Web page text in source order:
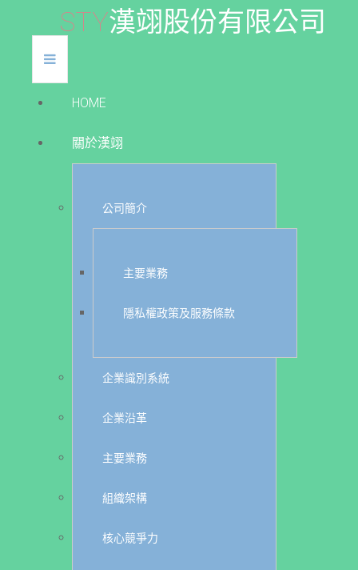
STY漢翊股份有限公司
HOME
關於漢翊
公司簡介
主要業務
隱私權政策及服務條款
企業識別系統
企業沿革
主要業務
組織架構
核心競爭力